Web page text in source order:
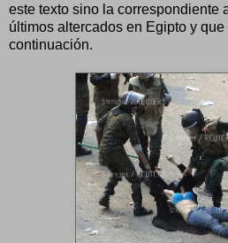
este texto sino la correspondiente
últimos altercados en Egipto y que
continuación.